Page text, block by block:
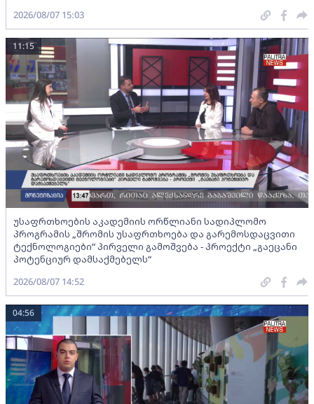
2026/08/07 15:03
უსაფრთხოების აკადემიის ორწლიანი სადიპლომო
პროგრამის „შრომის უსაფრთხოება და გარემოსდაცვითი
ტექნოლოგიები“ პირველი გამოშვება - პროექტი „გაეცანი
პოტენციურ დამსაქმებელს“
11:15
2026/08/07 14:52
04:56